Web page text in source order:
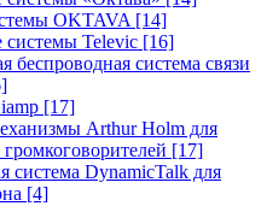
OKTAVA [14]
Televic [16]
беспроводная система связи
[17]
Arthur Holm для
[17]
система DynamicTalk для
[4]